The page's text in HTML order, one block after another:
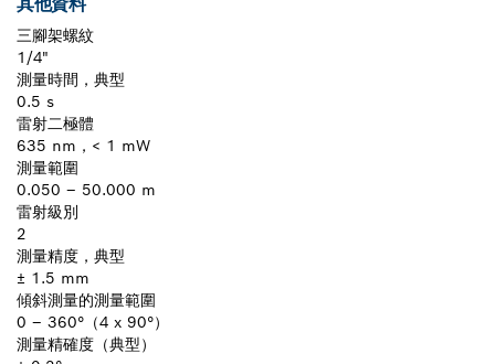
三腳架螺紋
1/4"
測量時間，典型
0.5 s
雷射二極體
635 nm，< 1 mW
測量範圍
0.050 – 50.000 m
雷射級別
2
測量精度，典型
± 1.5 mm
傾斜測量的測量範圍
0 – 360°（4 x 90°）
測量精確度（典型）